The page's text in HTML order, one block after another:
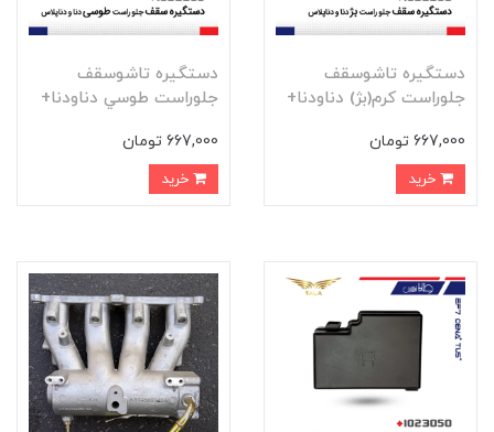
دستگيره تاشوسقف
جلوراست کرم(بژ) دناودنا+
667,000 تومان
دستگيره تاشوسقف
جلوراست طوسي دناودنا+
667,000 تومان